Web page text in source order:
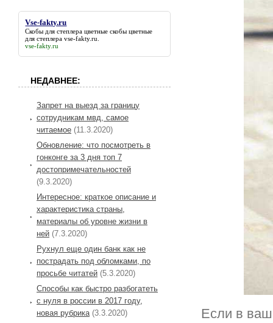
Если в
Vse-fakty.ru
Скобы для степлера цветные скобы цветные
для степлераvse-fakty.ru
vse-fakty.ru
НЕДАВНЕЕ:
Запрет на выезд за границу
сотрудникам мвд, самое
читаемое (11.3.2020)
Обновление: что посмотреть в
гонконге за 3 дня топ 7
достопримечательностей
(9.3.2020)
Интересное: краткое описание и
характеристика страны,
материалы об уровне жизни в
ней (7.3.2020)
Рухнул еще один банк как не
пострадать под обломками, по
просьбе читатей (5.3.2020)
Способы как быстро разбогатеть
с нуля в россии в 2017 году,
новая рубрика(3.3.2020)